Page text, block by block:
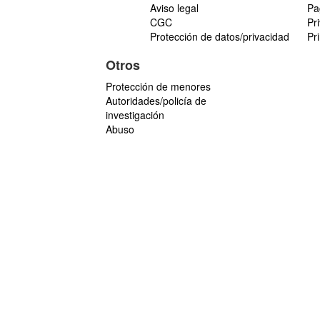
Aviso legal
CGC
Protección de datos/privacidad
Otros
Protección de menores
Autoridades/policía de
investigación
Abuso